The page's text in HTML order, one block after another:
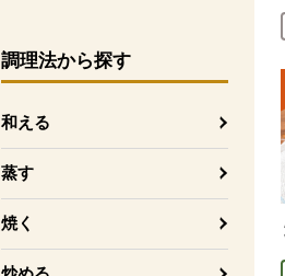
調理法から探す
和える
蒸す
焼く